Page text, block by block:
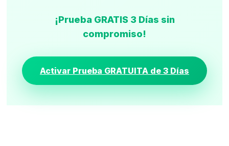
¡Prueba GRATIS 3 Días sin
compromiso!
Activar Prueba GRATUITA de 3 Días